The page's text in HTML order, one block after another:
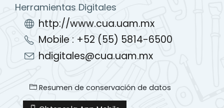
Herramientas Digitales
http://www.cua.uam.mx
Mobile : +52 (55) 5814-6500
hdigitales@cua.uam.mx
Resumen de conservación de datos